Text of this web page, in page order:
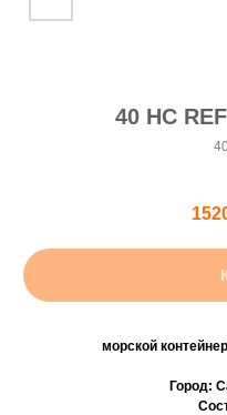
40 HC
морской
Город: